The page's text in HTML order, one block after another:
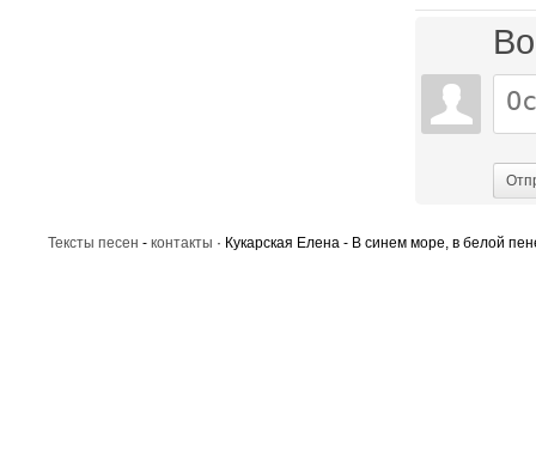
Тексты песен - контакты · Кукарская Елена - В синем море, в белой